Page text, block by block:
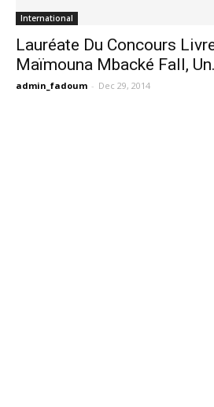
International
Lauréate Du Concours
Maïmouna Mbacké Fall,
admin_fadoum - Dec 29, 2014